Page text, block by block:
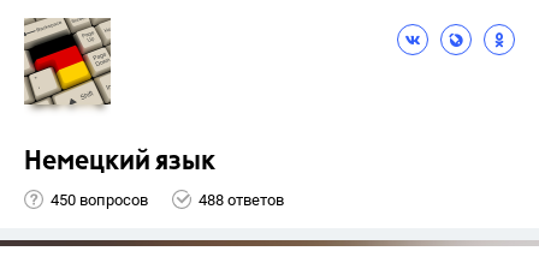
Немецкий язык
450 вопросов 488 ответов